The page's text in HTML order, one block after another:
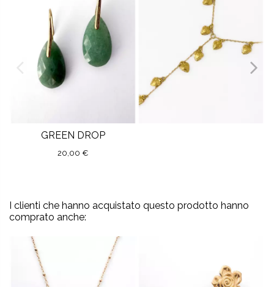
GREEN DROP
20,00 €
I clienti che hanno acquistato questo prodotto hanno
comprato anche: